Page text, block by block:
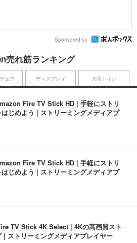
Sponsored by
売れ筋ランキング
Fire TV Stick HD | 手軽にストリ
じめよう | ストリーミングメディアプ
Fire TV Stick HD | 手軽にストリ
じめよう | ストリーミングメディアプ
TV Stick 4K Select | 4Kの高画質スト
| ストリーミングメディアプレイヤー
ェア ディスプレイ 犬用トイレ